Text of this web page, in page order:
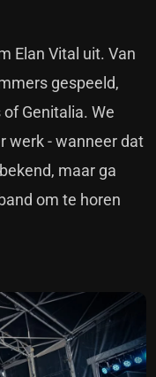
Elan Vital uit. Van
gespeeld,
Genitalia. We
werk - wanneer dat
maar ga
om te horen